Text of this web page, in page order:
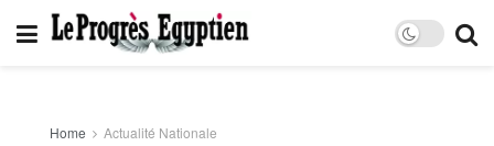
Home Actualité Nationale